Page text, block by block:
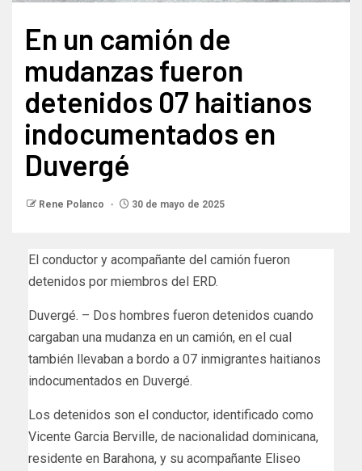
En un camión de
mudanzas fueron
detenidos 07 haitianos
indocumentados en
Duvergé
Rene Polanco 30 de mayo de 2025
El conductor y acompañante del camión fueron
detenidos por miembros del ERD.
Duvergé. – Dos hombres fueron detenidos cuando
cargaban una mudanza en un camión, en el cual
también llevaban a bordo a 07 inmigrantes haitianos
indocumentados en Duvergé.
Los detenidos son el conductor, identificado como
Vicente Garcia Berville, de nacionalidad dominicana,
residente en Barahona, y su acompañante Eliseo